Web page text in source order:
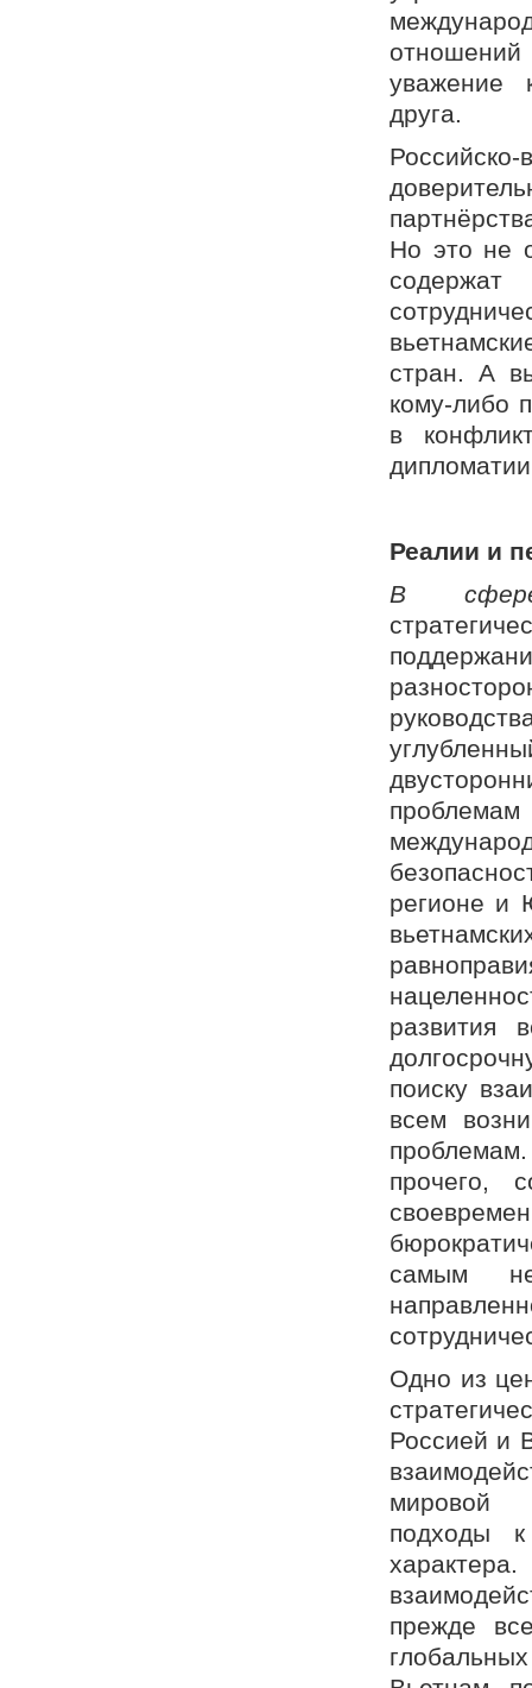
отношений
уважение
друга.
Но это не
стран. А
кому-либо
в
Реалии и
В
регионе и
развития
поиску
всем
прочего,
самым
Одно из
Россией и
мировой
подходы
прежде